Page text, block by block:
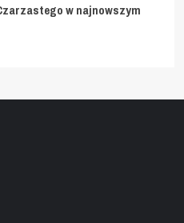
w najnowszym